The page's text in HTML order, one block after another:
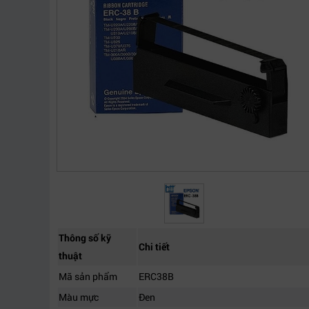
Thông số kỹ
thuật
Chi tiết
Mã sản phẩm
ERC38B
Màu mực
Đen